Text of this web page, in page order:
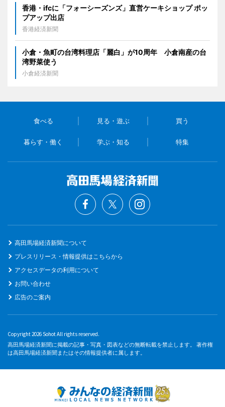
香港・ifcに「フォーシーズンズ」直営ケーキショップ ポッ
プアップ出店
香港経済新聞
小倉・魚町の台湾料理店「麗白」が10周年 小倉南産の台
湾野菜使う
小倉経済新聞
食べる 見る・遊ぶ 買う
暮らす・働く 学ぶ・知る 特集
高田馬場経済新聞について
プレスリリース・情報提供はこちらから
アクセスデータの利用について
お問い合わせ
広告のご案内
Copyright 2026 Sohot All rights reserved.
高田馬場経済新聞に掲載の記事・写真・図表などの無断転載を禁止します。 著作権
は高田馬場経済新聞またはその情報提供者に属します。